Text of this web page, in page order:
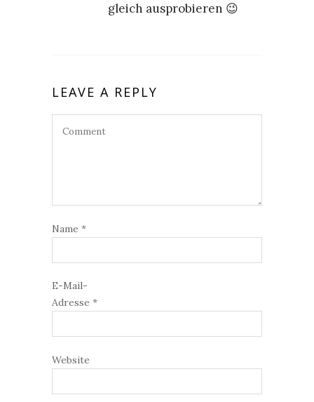
gleich ausprobieren 😉
LEAVE A REPLY
Name *
E-Mail-
Adresse *
Website